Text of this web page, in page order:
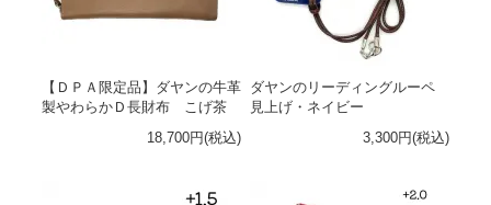
【ＤＰＡ限定品】ダヤンの牛革
製やわらかＤ長財布 こげ茶
18,700円(税込)
ダヤンのリーディングルーペ
見上げ・ネイビー
3,300円(税込)